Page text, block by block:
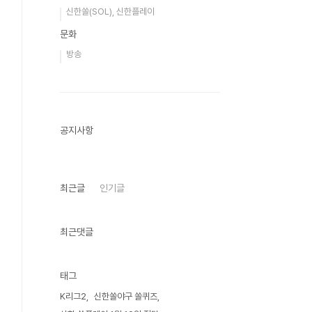
신한쏠(SOL), 신한플레이
문화
방송
공지사항
최근글 인기글
최근댓글
태그
K리그2
신한쏠야구 쏠퀴즈